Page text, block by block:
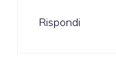
Rispondi